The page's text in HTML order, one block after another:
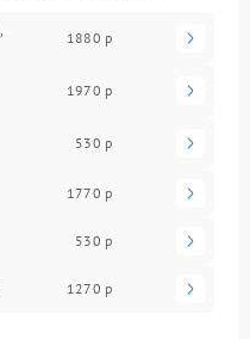
1880 р
1970 р
530 р
1770 р
530 р
1270 р